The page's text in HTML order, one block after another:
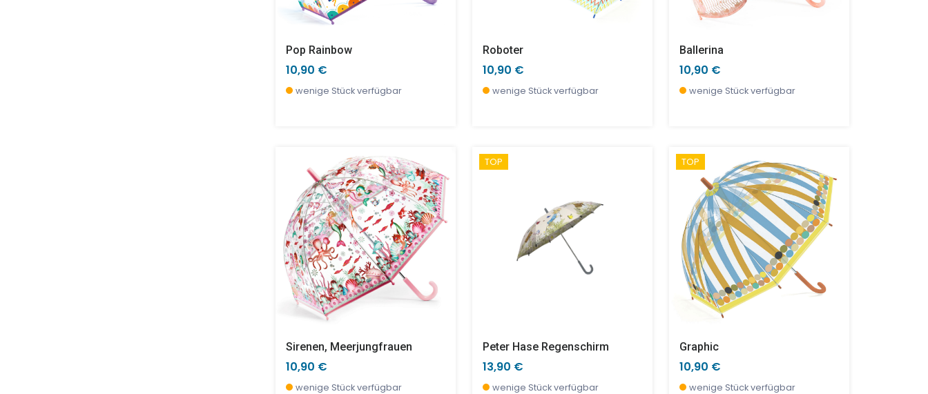
Pop Rainbow
10,90 €
wenige Stück verfügbar
Roboter
10,90 €
wenige Stück verfügbar
Ballerina
10,90 €
wenige Stück verfügbar
Sirenen, Meerjungfrauen
10,90 €
wenige Stück verfügbar
TOP
Peter Hase Regenschirm
13,90 €
wenige Stück verfügbar
TOP
Graphic
10,90 €
wenige Stück verfügbar